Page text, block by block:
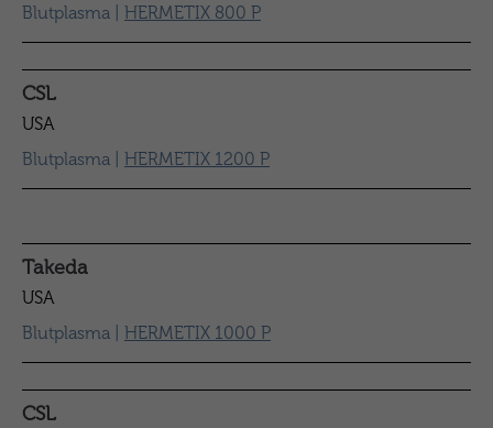
Blutplasma | HERMETIX 800 P
CSL
USA
Blutplasma | HERMETIX 1200 P
Takeda
USA
Blutplasma | HERMETIX 1000 P
CSL